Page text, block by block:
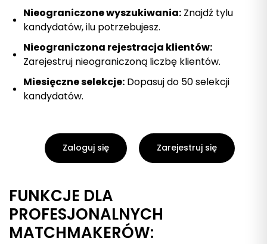
Nieograniczone wyszukiwania: Znajdź tylu
kandydatów, ilu potrzebujesz.
Nieograniczona rejestracja klientów:
Zarejestruj nieograniczoną liczbę klientów.
Miesięczne selekcje: Dopasuj do 50 selekcji
kandydatów.
Zaloguj się Zarejestruj się
FUNKCJE DLA
PROFESJONALNYCH
MATCHMAKERÓW: